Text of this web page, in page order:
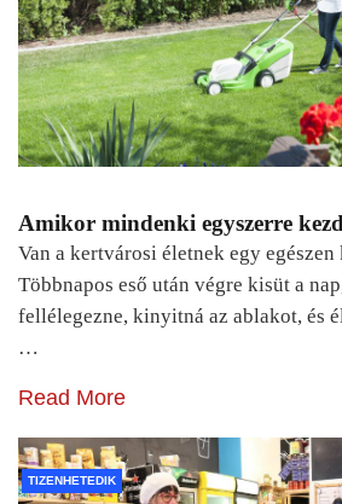
Amikor mindenki egyszerre
Van a kertvárosi életnek egy
Többnapos eső után végre kisüt a
fellélegezne, kinyitná az ablakot, és
…
Read More
TIZENHETEDIK